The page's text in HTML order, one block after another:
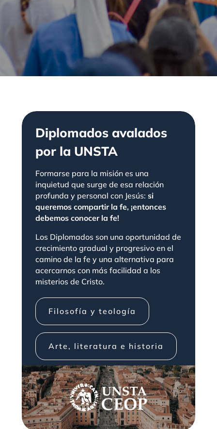
Diplomados avalados
por la UNSTA
Formarse para la misión es una
inquietud que surge de esa relación
profunda y personal con Jesús:si
queremos compartir la fe, ¡entonces
debemos conocer la fe!
Los Diplomados son una oportunidad de
crecimiento gradual y progresivo en el
camino de la fe y una alternativa para
acercarnos con más facilidad a los
misterios de Cristo.
Filosofía y teología
Arte, literatura e historia